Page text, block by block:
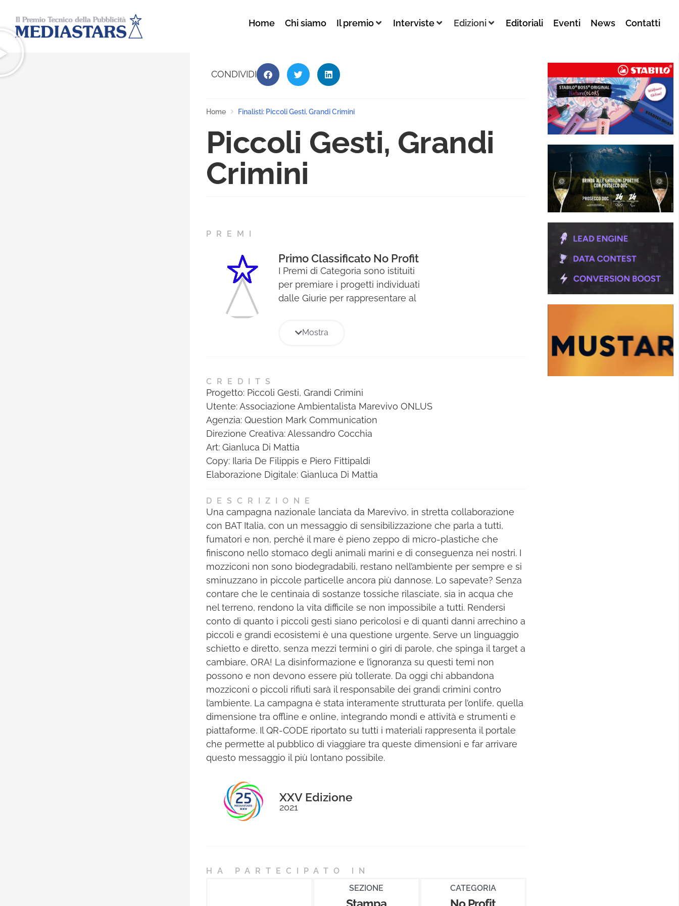
Home Chi siamo Il premio Interviste Edizioni Editoriali Eventi News Contatti
CONDIVIDI
Home Finalisti: Piccoli Gesti, Grandi Crimini
Piccoli Gesti, Grandi
Crimini
PREMI
Primo Classificato No Profit
I Premi di Categoria sono istituiti
per premiare i progetti individuati
dalle Giurie per rappresentare al
Premio e verranno premiati con il
Mostra
CREDITS
Progetto: Piccoli Gesti, Grandi Crimini
Utente: Associazione Ambientalista Marevivo ONLUS
Agenzia: Question Mark Communication
Direzione Creativa: Alessandro Cocchia
Art: Gianluca Di Mattia
Copy: Ilaria De Filippis e Piero Fittipaldi
Elaborazione Digitale: Gianluca Di Mattia
DESCRIZIONE
Una campagna nazionale lanciata da Marevivo, in stretta collaborazione
con BAT Italia, con un messaggio di sensibilizzazione che parla a tutti,
fumatori e non, perché il mare è pieno zeppo di micro-plastiche che
finiscono nello stomaco degli animali marini e di conseguenza nei nostri. I
mozziconi non sono biodegradabili, restano nell’ambiente per sempre e si
sminuzzano in piccole particelle ancora più dannose. Lo sapevate? Senza
contare che le centinaia di sostanze tossiche rilasciate, sia in acqua che
nel terreno, rendono la vita difficile se non impossibile a tutti. Rendersi
conto di quanto i piccoli gesti siano pericolosi e di quanti danni arrechino a
piccoli e grandi ecosistemi è una questione urgente. Serve un linguaggio
schietto e diretto, senza mezzi termini o giri di parole, che spinga il target a
cambiare, ORA! La disinformazione e l’ignoranza su questi temi non
possono e non devono essere più tollerate. Da oggi chi abbandona
mozziconi o piccoli rifiuti sarà il responsabile dei grandi crimini contro
l’ambiente. La campagna è stata interamente strutturata per l’onlife, quella
dimensione tra offline e online, integrando mondi e attività e strumenti e
piattaforme. Il QR-CODE riportato su tutti i materiali rappresenta il portale
che permette al pubblico di viaggiare tra queste dimensioni e far arrivare
questo messaggio il più lontano possibile.
XXV Edizione
2021
HA PARTECIPATO IN
SEZIONE
Stampa
CATEGORIA
No Profit